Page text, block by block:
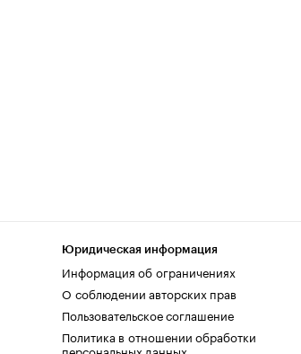
Юридическая информация
Информация об ограничениях
О соблюдении авторских прав
Пользовательское соглашение
Политика в отношении обработки
персональных данных